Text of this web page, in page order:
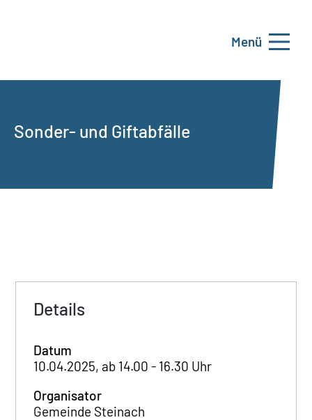
Menü
Sonder- und Giftabfälle
Details
Datum
10.04.2025, ab 14.00 - 16.30 Uhr
Organisator
Gemeinde Steinach